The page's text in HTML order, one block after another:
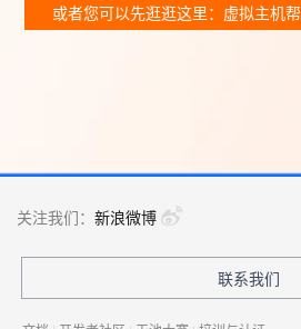
或者您可以先逛逛这里：虚拟主机